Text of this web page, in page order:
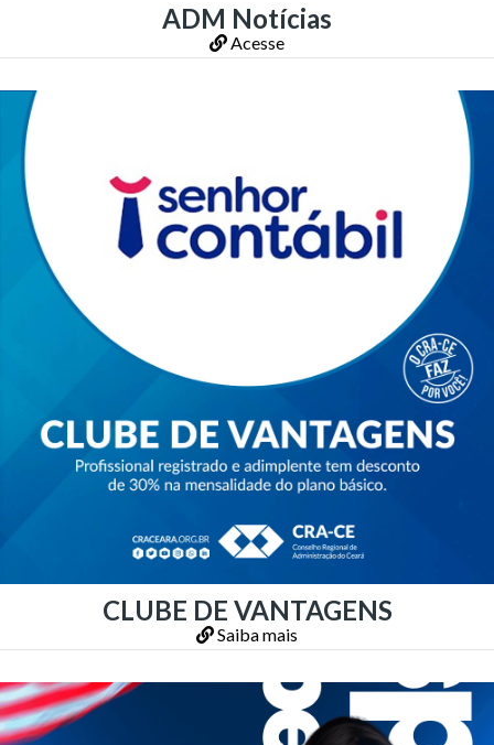
ADM Notícias
Acesse
CLUBE DE VANTAGENS
Saiba mais